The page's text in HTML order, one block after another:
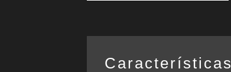
Características